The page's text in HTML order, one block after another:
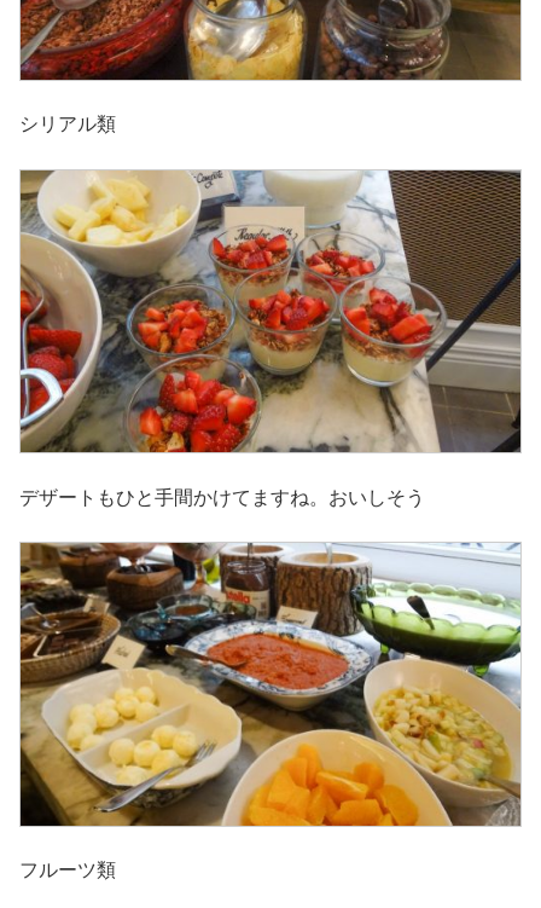
シリアル類
デザートもひと手間かけてますね。おいしそう
フルーツ類